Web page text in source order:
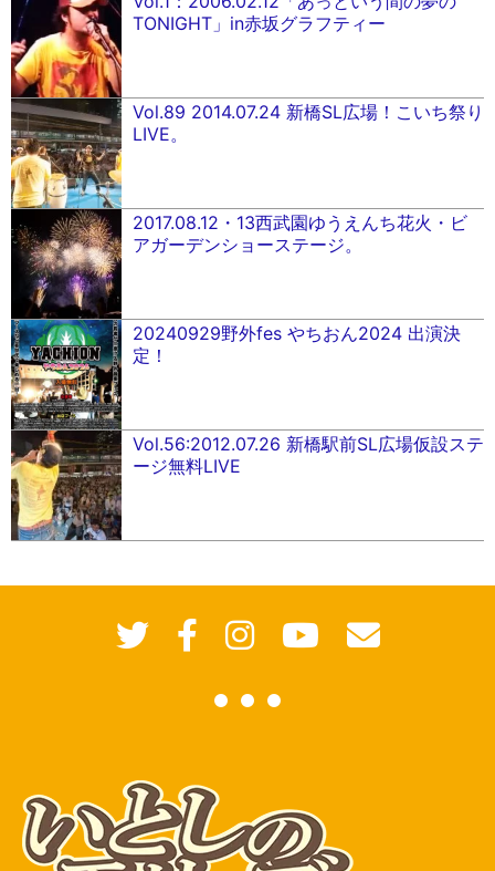
TONIGHT」in赤坂グラフティー
Vol.89 2014.07.24 新橋SL広場！こいち祭り
LIVE。
2017.08.12・13西武園ゆうえんち花火・ビ
アガーデンショーステージ。
20240929野外fes やちおん2024 出演決
定！
Vol.56:2012.07.26 新橋駅前SL広場仮設ステ
ージ無料LIVE